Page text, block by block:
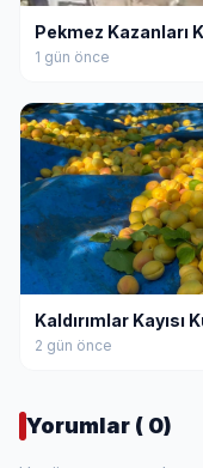
Pekmez Kazanları
1 gün önce
Kaldırımlar Kayısı
2 gün önce
Yorumlar ( 0)